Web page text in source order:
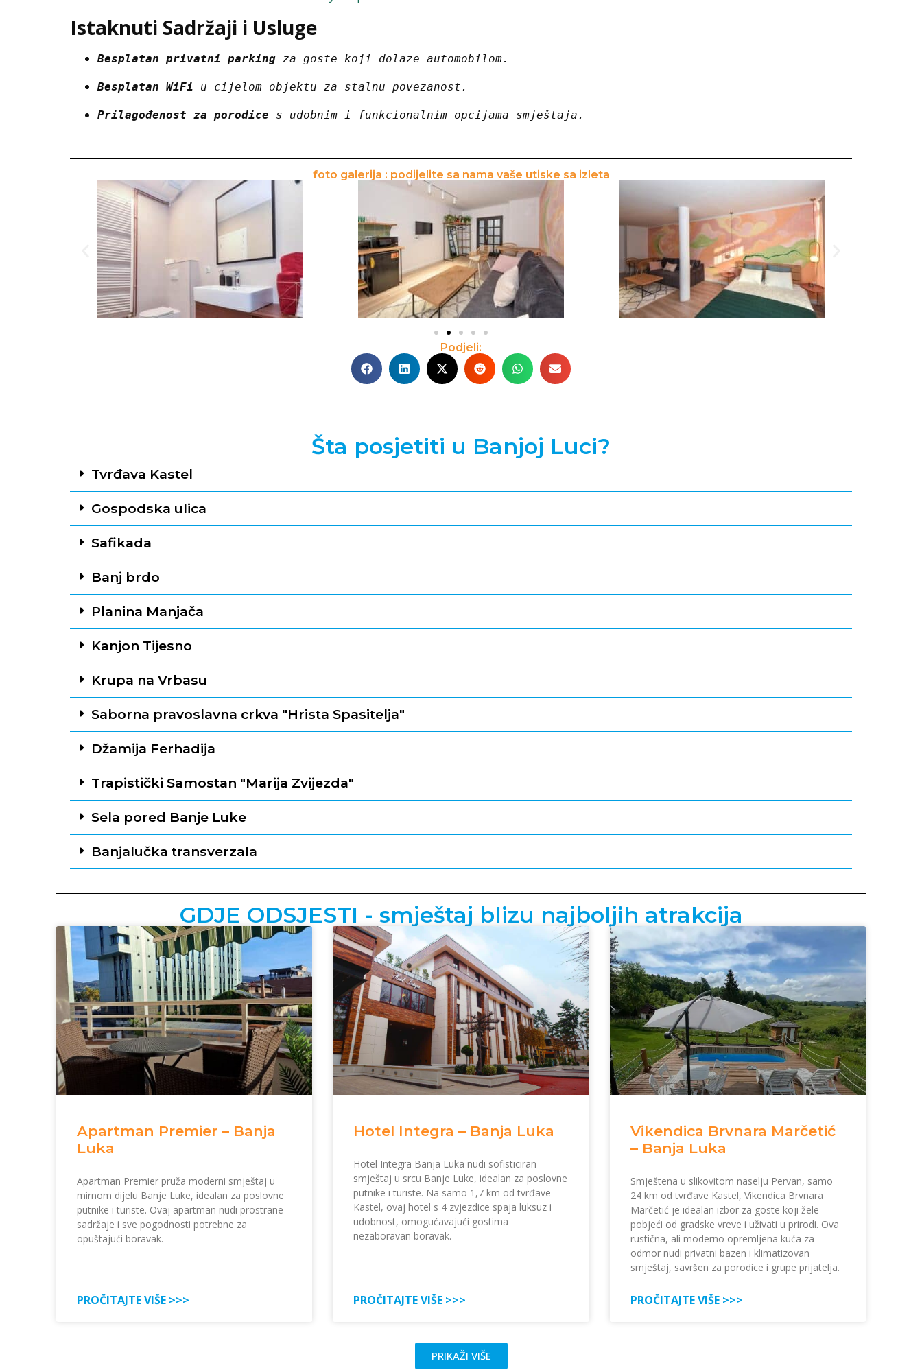
Istaknuti Sadržaji i Usluge
Besplatan privatni parking za goste koji dolaze automobilom.
Besplatan WiFi u cijelom objektu za stalnu povezanost.
Prilagođenost za porodice s udobnim i funkcionalnim opcijama smještaja.
foto galerija : podijelite sa nama vaše utiske sa izleta
Podjeli:
Šta posjetiti u Banjoj Luci?
Tvrđava Kastel
Gospodska ulica
Safikada
Banj brdo
Planina Manjača
Kanjon Tijesno
Krupa na Vrbasu
Saborna pravoslavna crkva "Hrista Spasitelja"
Džamija Ferhadija
Trapistički Samostan "Marija Zvijezda"
Sela pored Banje Luke
Banjalučka transverzala
GDJE ODSJESTI - smještaj blizu najboljih atrakcija
Apartman Premier – Banja
Luka
Apartman Premier pruža moderni smještaj u
mirnom dijelu Banje Luke, idealan za poslovne
putnike i turiste. Ovaj apartman nudi prostrane
sadržaje i sve pogodnosti potrebne za
opuštajući boravak.
PROČITAJTE VIŠE >>>
Hotel Integra – Banja Luka
Hotel Integra Banja Luka nudi sofisticiran
smještaj u srcu Banje Luke, idealan za poslovne
putnike i turiste. Na samo 1,7 km od tvrđave
Kastel, ovaj hotel s 4 zvjezdice spaja luksuz i
udobnost, omogućavajući gostima
nezaboravan boravak.
PROČITAJTE VIŠE >>>
Vikendica Brvnara Marčetić
– Banja Luka
Smještena u slikovitom naselju Pervan, samo
24 km od tvrđave Kastel, Vikendica Brvnara
Marčetić je idealan izbor za goste koji žele
pobjeći od gradske vreve i uživati u prirodi. Ova
rustična, ali moderno opremljena kuća za
odmor nudi privatni bazen i klimatizovan
smještaj, savršen za porodice i grupe prijatelja.
PROČITAJTE VIŠE >>>
PRIKAŽI VIŠE